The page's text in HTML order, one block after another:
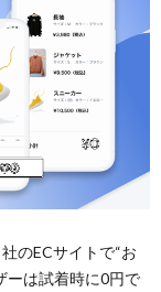
のECサイトで“お
ーは試着時に0円で